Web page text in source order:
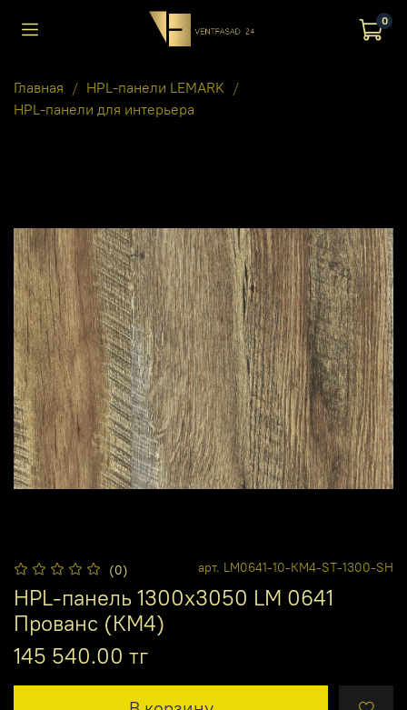
0
Главная
HPL-панели LEMARK
HPL-панели для интерьера
(0) арт. LM0641-10-КМ4-ST-1300-SH
HPL-панель 1300х3050 LM 0641
Прованс (КМ4)
145 540.00 тг